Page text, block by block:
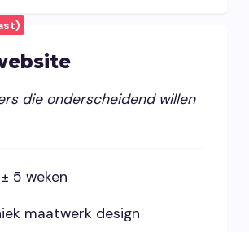
die onderscheidend willen
± 5 weken
maatwerk design